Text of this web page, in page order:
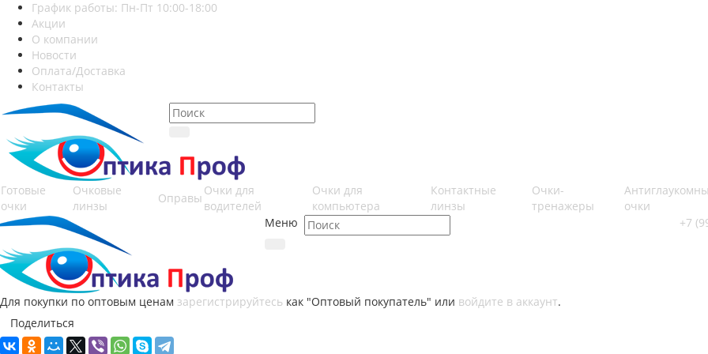
График работы: Пн-Пт 10:00-18:00
Акции
О компании
Новости
Оплата/Доставка
Контакты
Готовые
очки
Очковые
линзы
Оправы
Очки для
водителей
Очки для
компьютера
Контактные
линзы
Очки-
тренажеры
очки
Меню
+7
Для покупки по оптовым ценам зарегистрируйтесь как "Оптовый покупатель" или войдите в аккаунт.
Поделиться